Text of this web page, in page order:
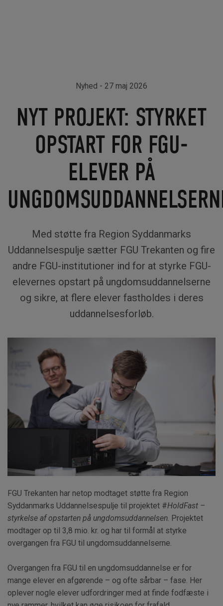
Nyhed - 27 maj 2026
NYT PROJEKT: STYRKET
OPSTART FOR FGU-
ELEVER PÅ
Med støtte fra Region Syddanmarks
Uddannelsespulje sætter FGU Trekanten og fire
andre FGU-institutioner ind for at styrke FGU-
elevernes opstart på ungdomsuddannelserne
og sikre, at flere elever fastholdes i deres
uddannelsesforløb.
FGU Trekanten har netop modtaget støtte fra Region
Syddanmarks Uddannelsespulje til projektet #HoldFast –
styrkelse af opstarten på ungdomsuddannelsen. Projektet
modtager op til 3,8 mio. kr. og har til formål at styrke
overgangen fra FGU til ungdomsuddannelserne.
Overgangen fra FGU til en ungdomsuddannelse er for
mange elever en afgørende – og ofte sårbar – fase. Her
oplever nogle elever udfordringer med at finde fodfæste i